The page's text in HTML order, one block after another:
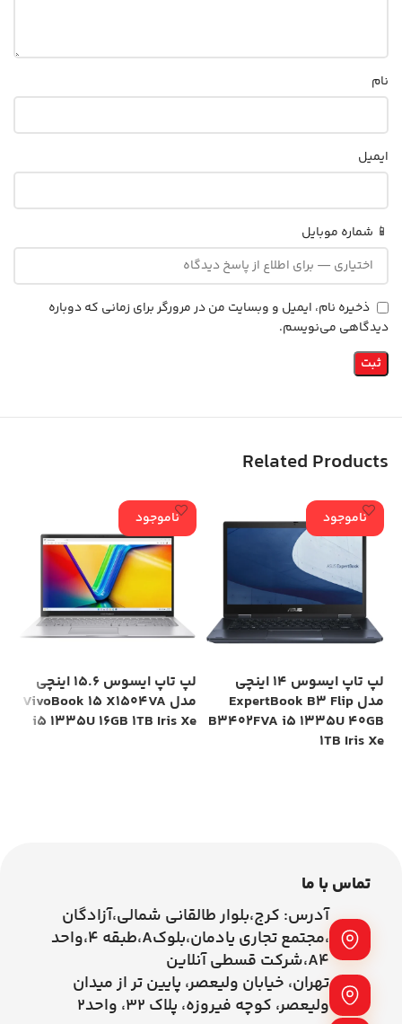
نام
ایمیل
📱 شماره موبایل
ذخیره نام، ایمیل و وبسایت من در مرورگر برای زمانی که دوباره
دیدگاهی می‌نویسم.
Related Products
ناموجود
لپ تاپ ایسوس 14 اینچی
مدل ExpertBook B3 Flip
B3402FVA i5 1335U 40GB
1TB Iris Xe
ناموجود
لپ تاپ ایسوس 15.6 اینچی
مدل VivoBook 15 X1504VA
i5 1335U 16GB 1TB Iris Xe
تماس با ما
آدرس: کرج،بلوار طالقانی شمالی،آزادگان
،مجتمع تجاری یادمان،بلوکA،طبقه ۴،واحد
A4،شرکت قسطی آنلاین
تهران، خیابان ولیعصر، پایین تر از میدان
ولیعصر، کوچه فیروزه، پلاک 32، واحد2